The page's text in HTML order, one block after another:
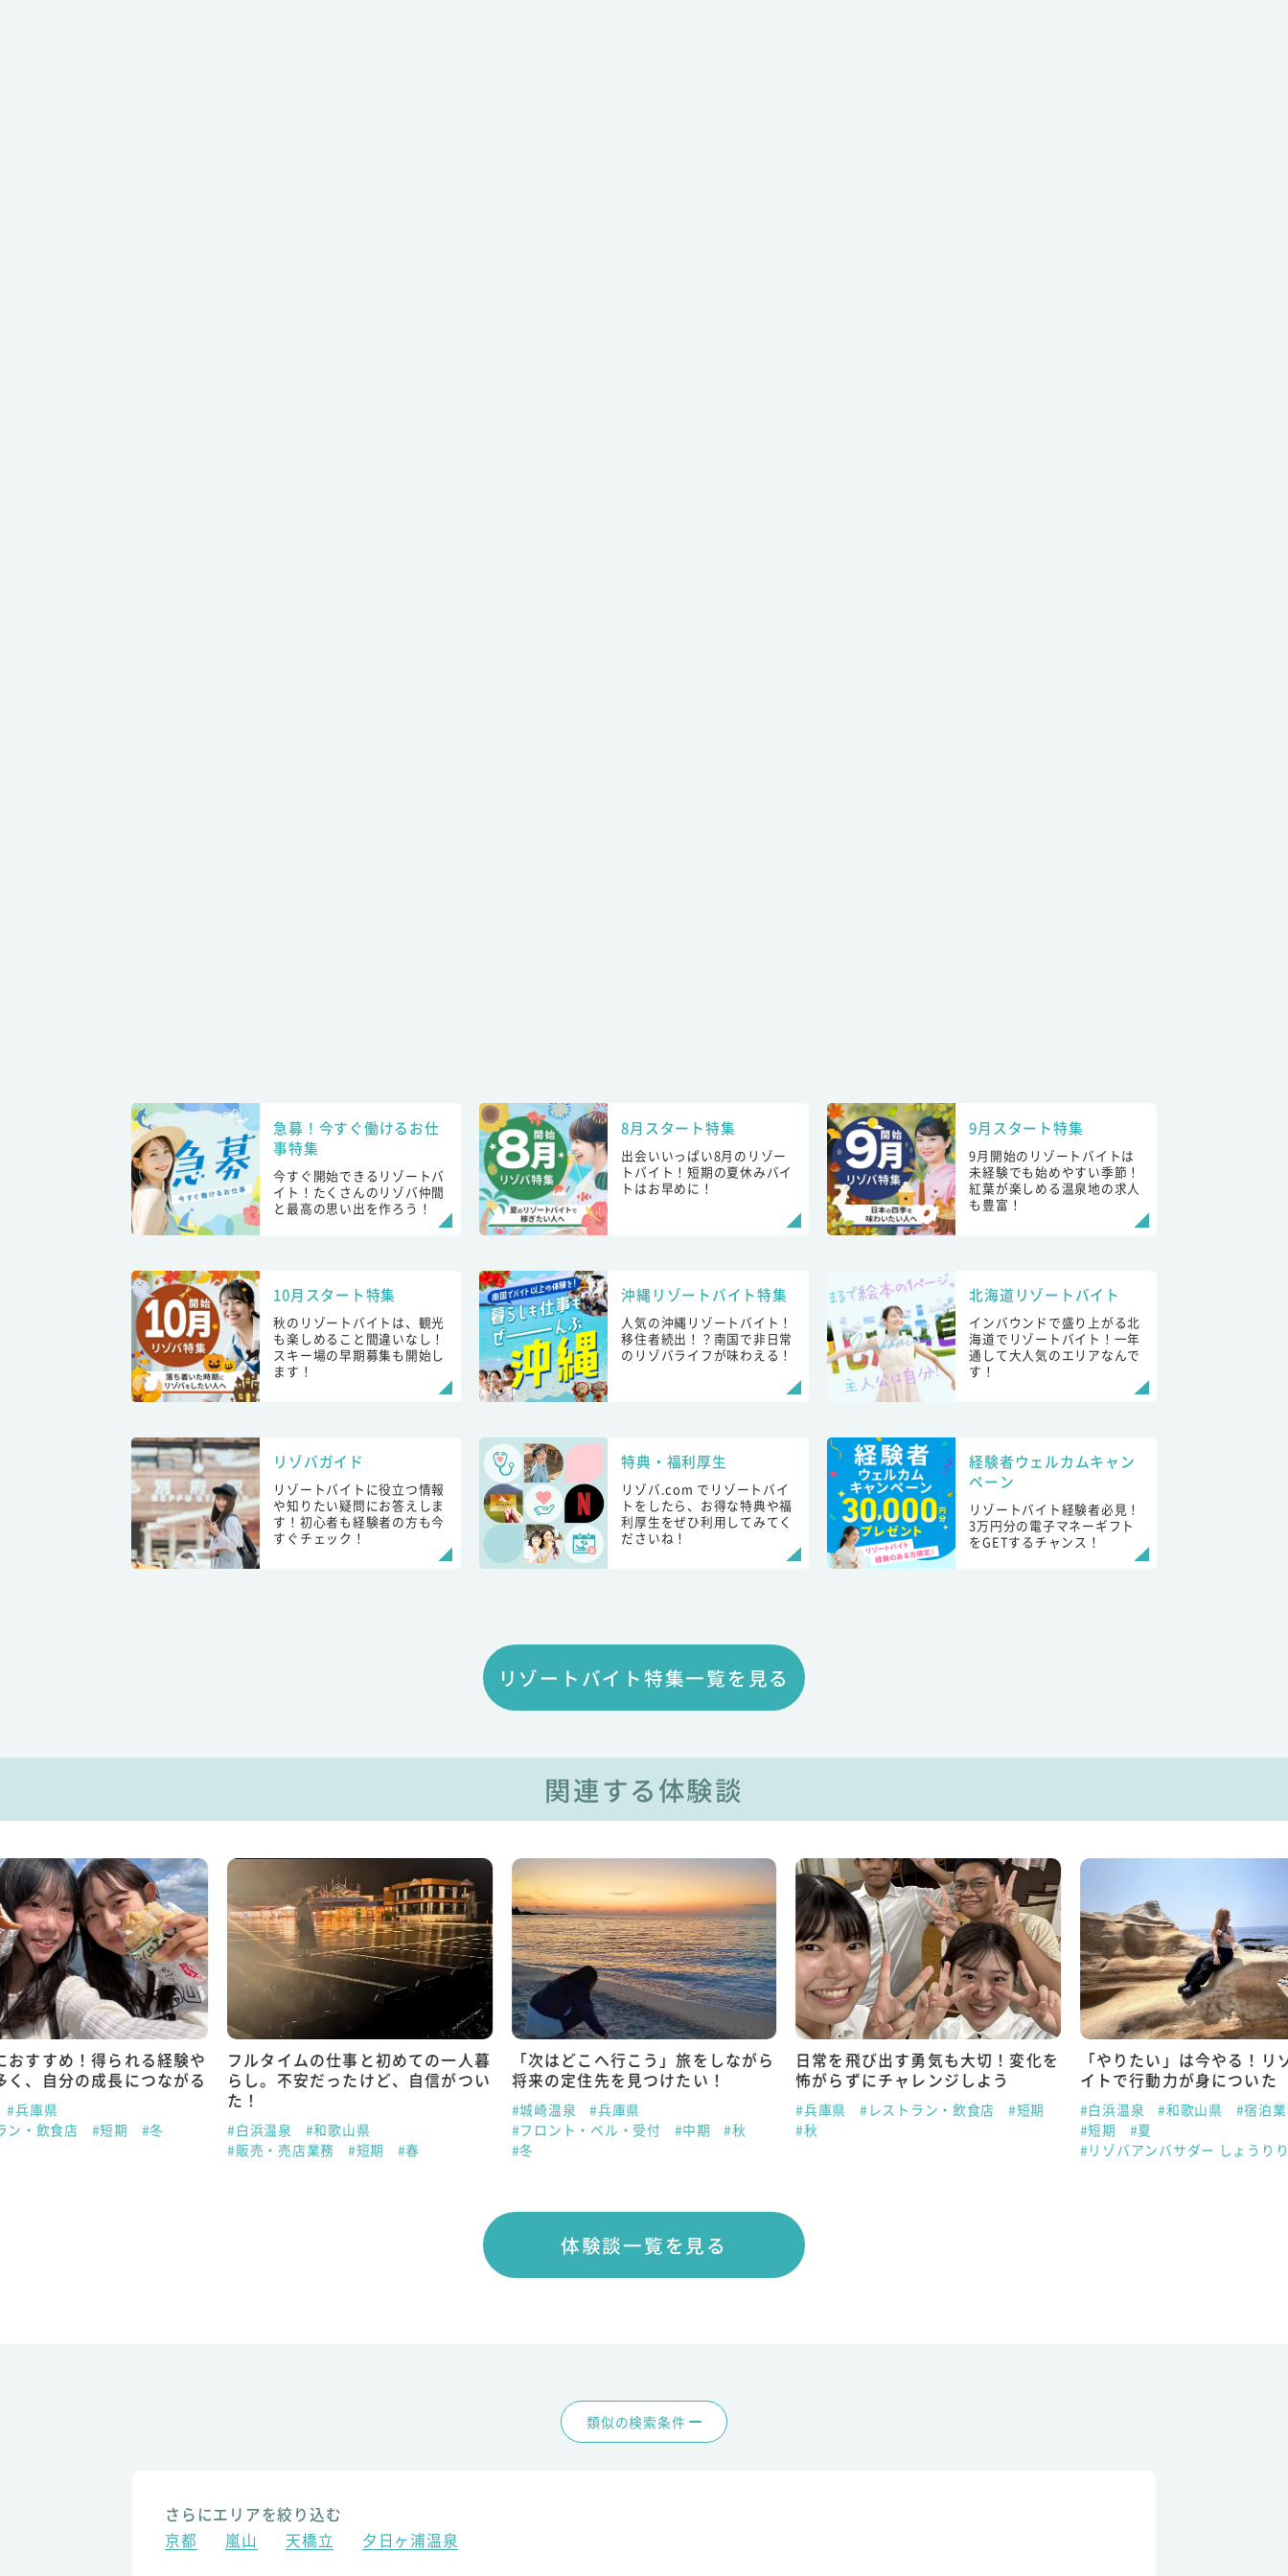
急募！今すぐ働けるお仕
事特集
今すぐ開始できるリゾートバ
イト！たくさんのリゾバ仲間
と最高の思い出を作ろう！
8月スタート特集
出会いいっぱい8月のリゾー
トバイト！短期の夏休みバイ
トはお早めに！
9月スタート特集
9月開始のリゾートバイトは
未経験でも始めやすい季節！
紅葉が楽しめる温泉地の求人
も豊富！
10月スタート特集
秋のリゾートバイトは、観光
も楽しめること間違いなし！
スキー場の早期募集も開始し
ます！
沖縄リゾートバイト特集
人気の沖縄リゾートバイト！
移住者続出！？南国で非日常
のリゾバライフが味わえる！
北海道リゾートバイト
インバウンドで盛り上がる北
海道でリゾートバイト！一年
通して大人気のエリアなんで
す！
リゾバガイド
リゾートバイトに役立つ情報
や知りたい疑問にお答えしま
す！初心者も経験者の方も今
すぐチェック！
特典・福利厚生
リゾバ.com でリゾートバイ
トをしたら、お得な特典や福
利厚生をぜひ利用してみてく
ださいね！
経験者ウェルカムキャン
ペーン
リゾートバイト経験者必見！
3万円分の電子マネーギフト
をGETするチャンス！
リゾートバイト特集一覧を見る
関連する体験談
おすすめ！得られる経験や
く、自分の成長につながる
#兵庫県
ン・飲食店
#短期 #冬
フルタイムの仕事と初めての一人暮
らし。不安だったけど、自信がつい
た！
#白浜温泉
#和歌山県
#販売・売店業務
#短期 #春
「次はどこへ行こう」旅をしながら
将来の定住先を見つけたい！
#城崎温泉
#兵庫県
#フロント・ベル・受付
#中期
#秋
#冬
日常を飛び出す勇気も大切！変化を
怖がらずにチャレンジしよう
#兵庫県 #レストラン・飲食店
#短期
#秋
「やりたい」は今やる！リ
イトで行動力が身についた
#白浜温泉 #和歌山県
#宿泊
#短期
#夏
#リゾバアンバサダー しょうり
体験談一覧を見る
類似の検索条件
さらにエリアを絞り込む
京都
嵐山 天橋立 夕日ヶ浦温泉